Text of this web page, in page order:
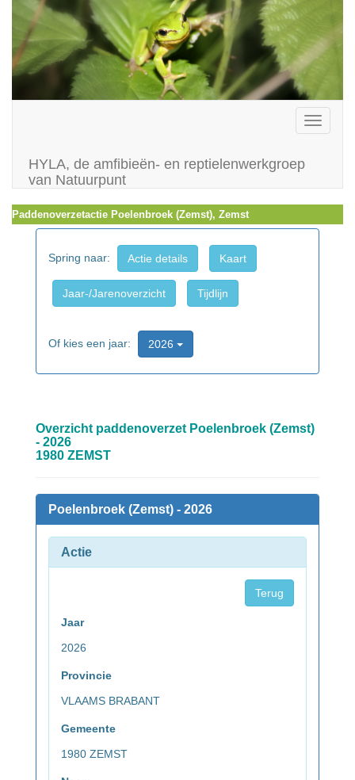
Toggle
HYLA, de amfibieën- en reptielenwerkgroep
van Natuurpunt
Paddenoverzetactie Poelenbroek (Zemst), Zemst
Spring naar: Actie details Kaart
Jaar-/Jarenoverzicht Tijdlijn
Of kies een jaar: 2026
Overzicht paddenoverzet Poelenbroek (Zemst)
- 2026
1980 ZEMST
Poelenbroek (Zemst) - 2026
Actie
Terug
Jaar
2026
Provincie
VLAAMS BRABANT
Gemeente
1980 ZEMST